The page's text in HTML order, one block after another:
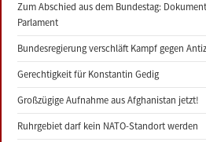
Zum Abschied aus dem Bundestag:
Parlament
Bundesregierung verschläft Kampf gegen
Gerechtigkeit für Konstantin Gedig
Großzügige Aufnahme aus Afghanistan jetzt!
Ruhrgebiet darf kein NATO-Standort werden